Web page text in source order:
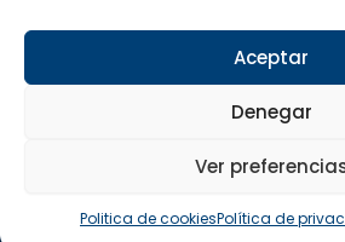
Aceptar
Denegar
Ver
Politica de cookiesPolítica de
Síguenos en
F X
r
I
m
Copyright © 2024 Sualfont S.L.
reservados.